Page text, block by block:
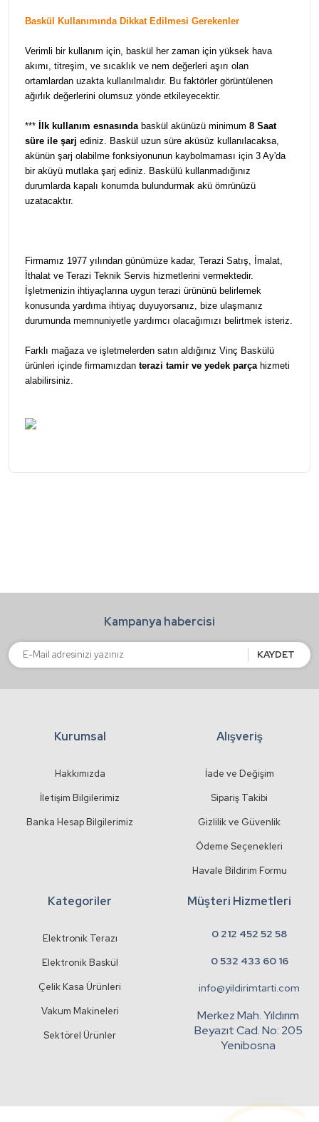
Baskül Kullanımında Dikkat Edilmesi Gerekenler
Verimli bir kullanım için, baskül her zaman için yüksek hava
akımı, titreşim, ve sıcaklık ve nem değerleri aşırı olan
ortamlardan uzakta kullanılmalıdır. Bu faktörler görüntülenen
ağırlık değerlerini olumsuz yönde etkileyecektir.
*** İlk kullanım esnasındabaskül akünüzü minimum 8 Saat
süre ile şarj ediniz. Baskül uzun süre aküsüz kullanılacaksa,
akünün şarj olabilme fonksiyonunun kaybolmaması için 3 Ay'da
bir aküyü mutlaka şarj ediniz. Baskülü kullanmadığınız
durumlarda kapalı konumda bulundurmak akü ömrünüzü
uzatacaktır.
Firmamız 1977 yılından günümüze kadar, Terazi Satış, İmalat,
İthalat ve Terazi Teknik Servis hizmetlerini vermektedir.
İşletmenizin ihtiyaçlarına uygun terazi ürününü belirlemek
konusunda yardıma ihtiyaç duyuyorsanız, bize ulaşmanız
durumunda memnuniyetle yardımcı olacağımızı belirtmek isteriz.
Farklı mağaza ve işletmelerden satın aldığınız Vinç Baskülü
ürünleri içinde firmamızdan terazi tamir ve yedek parçahizmeti
alabilirsiniz.
konularda yetersiz gördüğünüz noktaları öneri formunu
Ürün fiyatı diğer sitelerden daha pahalı.
Bu ürüne benzer farklı alternatifler olmalı.
Kampanya habercisi
KAYDET
Kurumsal
Hakkımızda
İletişim Bilgilerimiz
Banka Hesap Bilgilerimiz
Alışveriş
İade ve Değişim
Sipariş Takibi
Gizlilik ve Güvenlik
Ödeme Seçenekleri
Havale Bildirim Formu
Kategoriler
Elektronik Terazı
Elektronik Baskül
Çelik Kasa Ürünleri
Vakum Makineleri
Sektörel Ürünler
Müşteri Hizmetleri
0 212 452 52 58
0 532 433 60 16
info@yildirimtarti.com
Merkez Mah. Yıldırım
Beyazıt Cad. No: 205
Yenibosna